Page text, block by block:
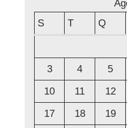
q
S
T Q
3
4 5
10
11 12
17
18 19